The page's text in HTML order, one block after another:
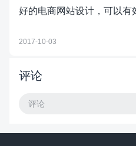
好的电商网站设计，可以有
2017-10-03
评论
评论